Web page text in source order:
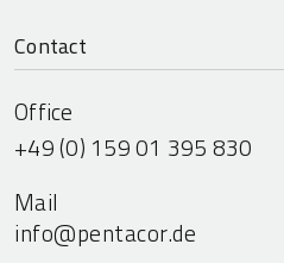
Contact
Office
+49 (0) 159 01 395 830
Mail
info@pentacor.de